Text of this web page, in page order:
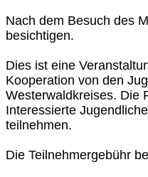
Nach dem Besuch des
besichtigen.
Dies ist eine
Kooperation von den
Westerwaldkreises. Die
Interessierte
teilnehmen.
Die Teilnehmergebühr